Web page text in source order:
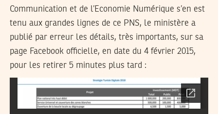
Communication et de l’Economie Numérique s’en est
tenu aux grandes lignes de ce PNS, le ministère a
publié par erreur les détails, très importants, sur sa
page Facebook officielle, en date du 4 février 2015,
pour les retirer 5 minutes plus tard :